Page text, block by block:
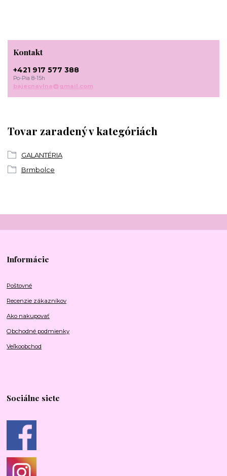
Tovar zaradený v kategóriách
GALANTÉRIA
Brmbolce
Kontakt
+421 917 577 388
Po-Pia 8-15h
bajecnavlna@gmail.com
Informácie
Poštovné
Recenzie zákazníkov
Ako nakupovať
Obchodné podmienky
Veľkoobchod
Sociálne siete